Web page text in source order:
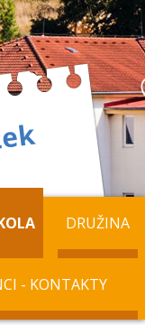
DRUŽINA
- KONTAKTY